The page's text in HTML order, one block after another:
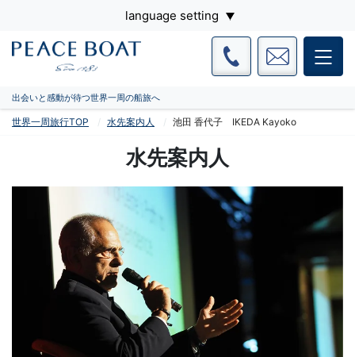
language setting
出会いと感動が待つ世界一周の船旅へ
世界一周旅行TOP 水先案内人 池田 香代子 IKEDA Kayoko
水先案内人